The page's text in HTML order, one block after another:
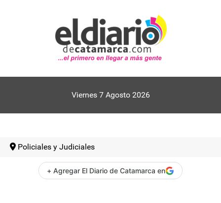
Viernes 7 Agosto 2026
Policiales y Judiciales
+ Agregar El Diario de Catamarca en